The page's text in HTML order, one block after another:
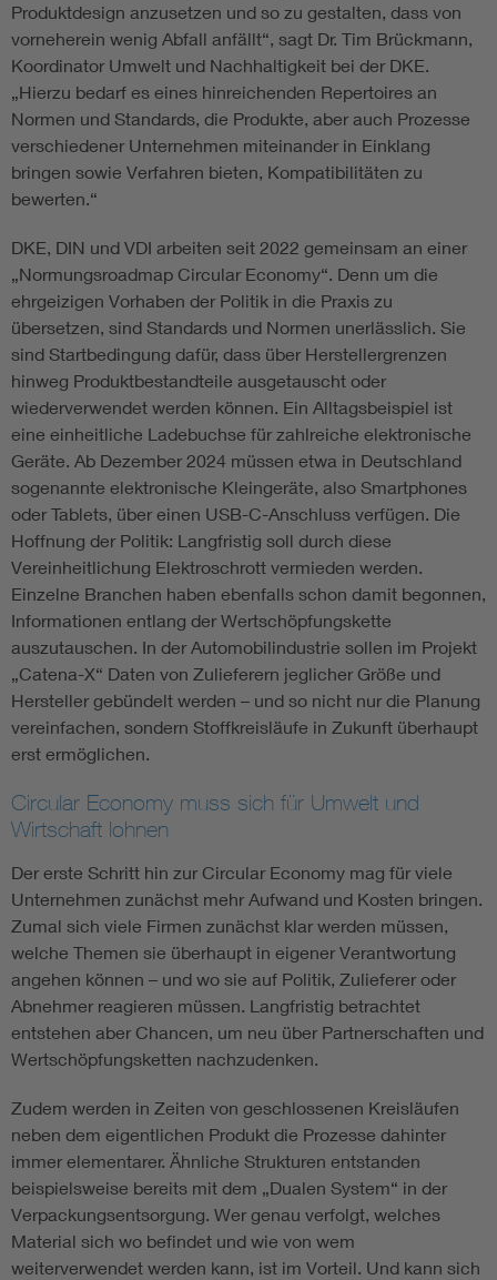
Produktdesign anzusetzen und so zu gestalten, dass von
vorneherein wenig Abfall anfällt“, sagt Dr. Tim Brückmann,
Koordinator Umwelt und Nachhaltigkeit bei der DKE.
„Hierzu bedarf es eines hinreichenden Repertoires an
Normen und Standards, die Produkte, aber auch Prozesse
verschiedener Unternehmen miteinander in Einklang
bringen sowie Verfahren bieten, Kompatibilitäten zu
bewerten.“
DKE, DIN und VDI arbeiten seit 2022 gemeinsam an einer
„Normungsroadmap Circular Economy“. Denn um die
ehrgeizigen Vorhaben der Politik in die Praxis zu
übersetzen, sind Standards und Normen unerlässlich. Sie
sind Startbedingung dafür, dass über Herstellergrenzen
hinweg Produktbestandteile ausgetauscht oder
wiederverwendet werden können. Ein Alltagsbeispiel ist
eine einheitliche Ladebuchse für zahlreiche elektronische
Geräte. Ab Dezember 2024 müssen etwa in Deutschland
sogenannte elektronische Kleingeräte, also Smartphones
oder Tablets, über einen USB-C-Anschluss verfügen. Die
Hoffnung der Politik: Langfristig soll durch diese
Vereinheitlichung Elektroschrott vermieden werden.
Einzelne Branchen haben ebenfalls schon damit begonnen,
Informationen entlang der Wertschöpfungskette
auszutauschen. In der Automobilindustrie sollen im Projekt
„Catena-X“ Daten von Zulieferern jeglicher Größe und
Hersteller gebündelt werden – und so nicht nur die Planung
vereinfachen, sondern Stoffkreisläufe in Zukunft überhaupt
erst ermöglichen.
Circular Economy muss sich für Umwelt und
Wirtschaft lohnen
Der erste Schritt hin zur Circular Economy mag für viele
Unternehmen zunächst mehr Aufwand und Kosten bringen.
Zumal sich viele Firmen zunächst klar werden müssen,
welche Themen sie überhaupt in eigener Verantwortung
angehen können – und wo sie auf Politik, Zulieferer oder
Abnehmer reagieren müssen. Langfristig betrachtet
entstehen aber Chancen, um neu über Partnerschaften und
Wertschöpfungsketten nachzudenken.
Zudem werden in Zeiten von geschlossenen Kreisläufen
neben dem eigentlichen Produkt die Prozesse dahinter
immer elementarer. Ähnliche Strukturen entstanden
beispielsweise bereits mit dem „Dualen System“ in der
Verpackungsentsorgung. Wer genau verfolgt, welches
Material sich wo befindet und wie von wem
weiterverwendet werden kann, ist im Vorteil. Und kann sich